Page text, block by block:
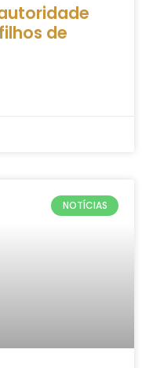
de
NOTÍCIAS